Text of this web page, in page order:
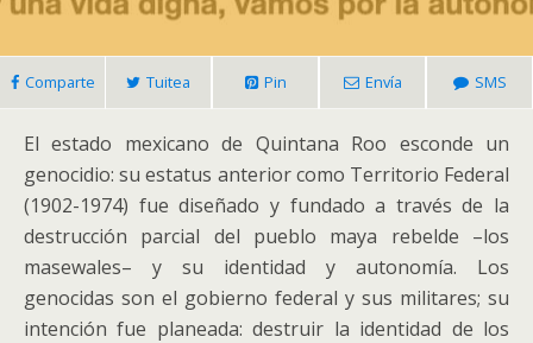
Comparte Tuitea Pin Envía SMS
El estado mexicano de Quintana Roo esconde un
genocidio: su estatus anterior como Territorio Federal
(1902-1974) fue diseñado y fundado a través de la
destrucción parcial del pueblo maya rebelde –los
masewales– y su identidad y autonomía. Los
genocidas son el gobierno federal y sus militares; su
intención fue planeada: destruir la identidad de los